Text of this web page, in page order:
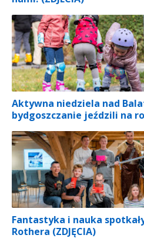
Aktywna niedziela nad
bydgoszczanie jeździli na
Fantastyka i nauka
Rothera (ZDJĘCIA)